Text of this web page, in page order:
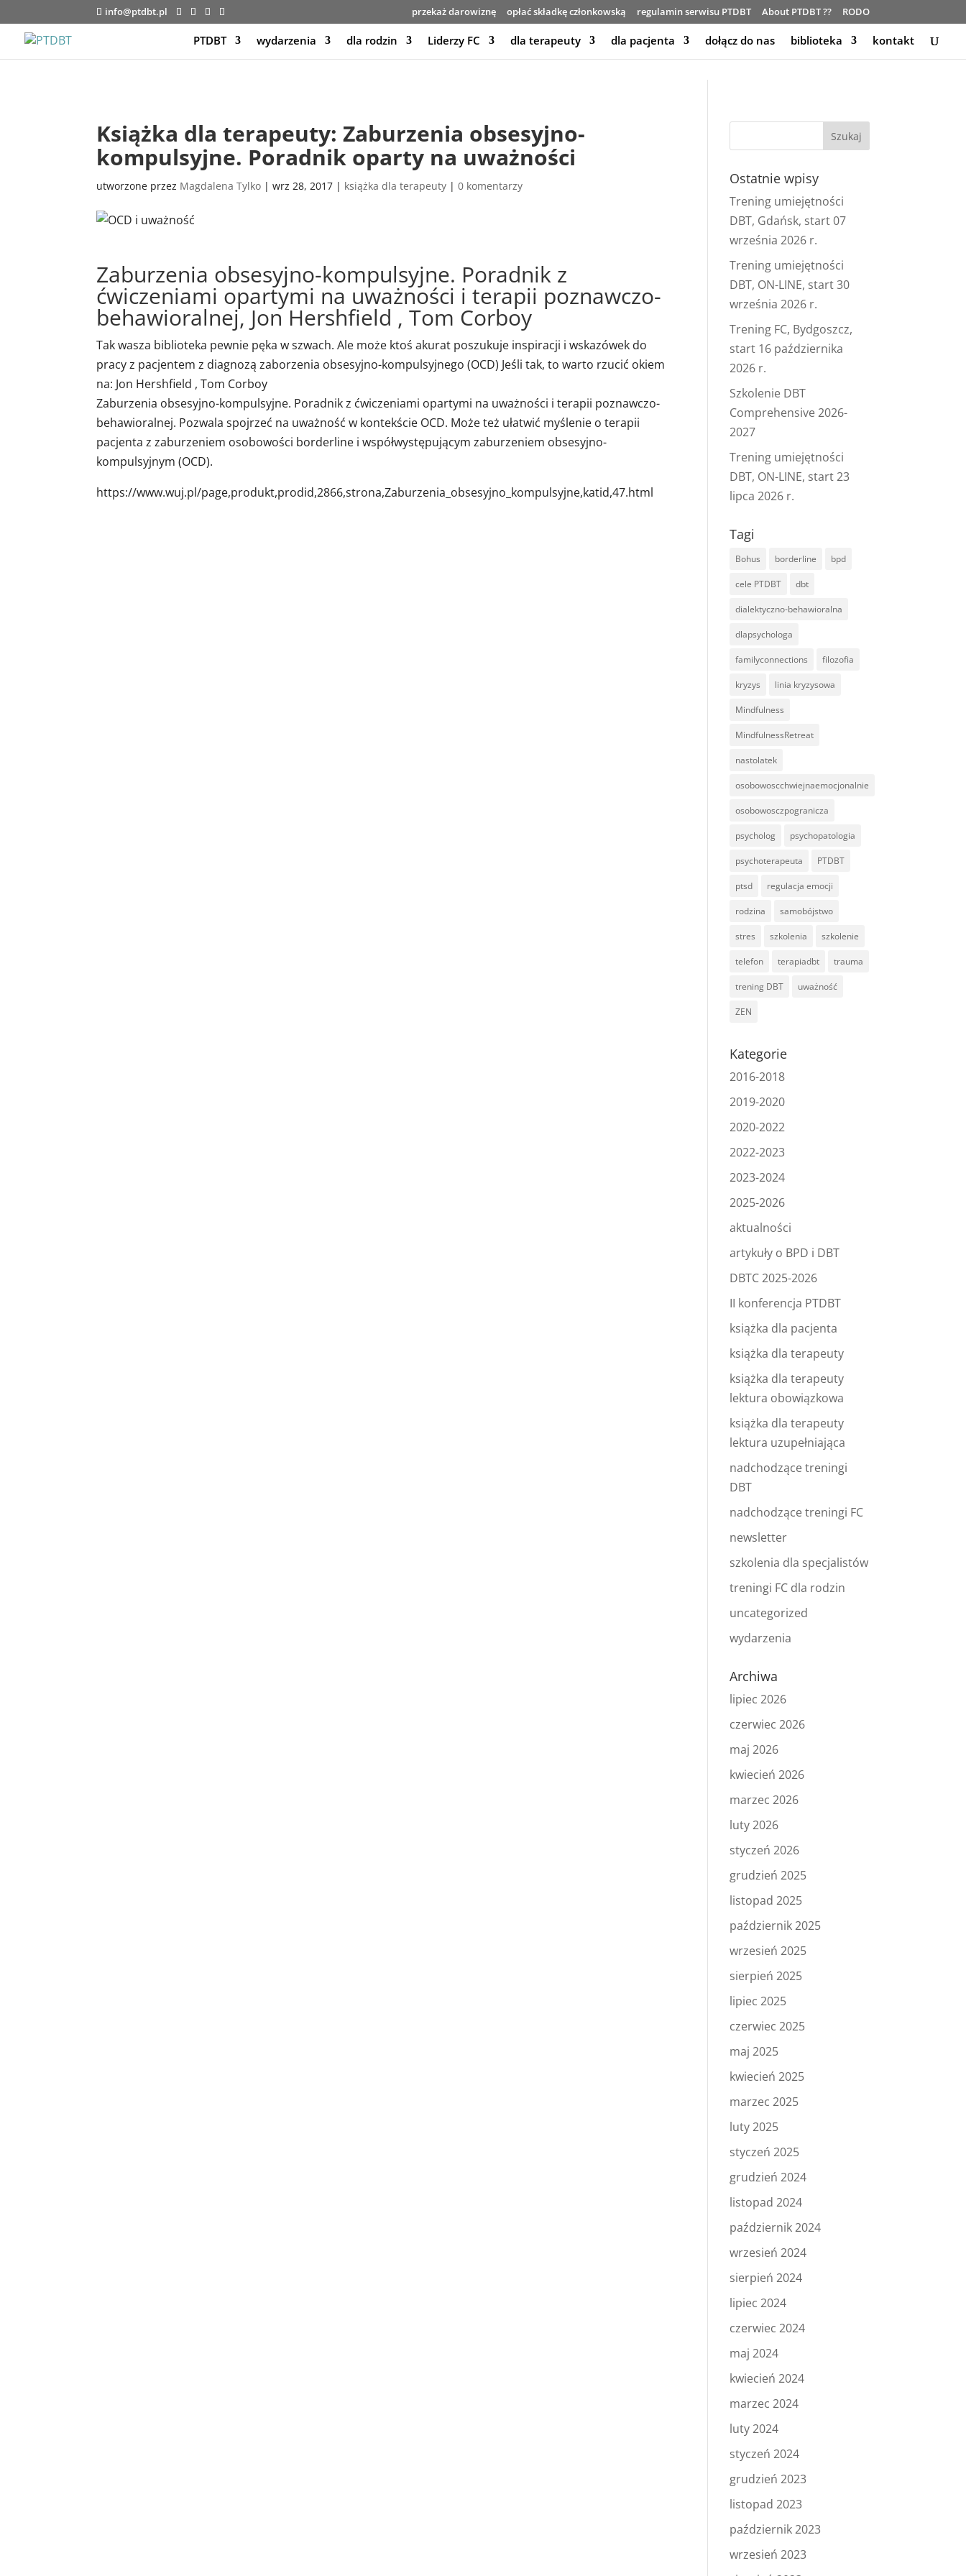
info@ptdbt.pl przekaż darowiznę opłać składkę członkowską regulamin serwisu PTDBT About PTDBT ?? RODO
PTDBT wydarzenia dla rodzin Liderzy FC dla terapeuty dla pacjenta dołącz do nas biblioteka kontakt
Książka dla terapeuty: Zaburzenia obsesyjno-
kompulsyjne. Poradnik oparty na uważności
utworzone przez Magdalena Tylko |wrz 28, 2017 | książka dla terapeuty |0 komentarzy
Zaburzenia obsesyjno-kompulsyjne. Poradnik z
ćwiczeniami opartymi na uważności i terapii poznawczo-
behawioralnej, Jon Hershfield , Tom Corboy
Tak wasza biblioteka pewnie pęka w szwach. Ale może ktoś akurat poszukuje inspiracji i wskazówek do
pracy z pacjentem z diagnozą zaborzenia obsesyjno-kompulsyjnego (OCD) Jeśli tak, to warto rzucić okiem
na: Jon Hershfield , Tom Corboy
Zaburzenia obsesyjno-kompulsyjne. Poradnik z ćwiczeniami opartymi na uważności i terapii poznawczo-
behawioralnej. Pozwala spojrzeć na uważność w kontekście OCD. Może też ułatwić myślenie o terapii
pacjenta z zaburzeniem osobowości borderline i współwystępującym zaburzeniem obsesyjno-
kompulsyjnym (OCD).
https://www.wuj.pl/page,produkt,prodid,2866,strona,Zaburzenia_obsesyjno_kompulsyjne,katid,47.html
Ostatnie wpisy
Trening umiejętności
DBT, Gdańsk, start 07
września 2026 r.
Trening umiejętności
DBT, ON-LINE, start 30
września 2026 r.
Trening FC, Bydgoszcz,
start 16 października
2026 r.
Szkolenie DBT
Comprehensive 2026-
2027
Trening umiejętności
DBT, ON-LINE, start 23
lipca 2026 r.
Tagi
Bohus borderline bpd
cele PTDBT dbt
dialektyczno-behawioralna
dlapsychologa
familyconnections filozofia
kryzys linia kryzysowa
Mindfulness
MindfulnessRetreat
nastolatek
osobowoscchwiejnaemocjonalnie
osobowosczpogranicza
psycholog psychopatologia
psychoterapeuta PTDBT
ptsd regulacja emocji
rodzina samobójstwo
stres szkolenia szkolenie
telefon terapiadbt trauma
trening DBT uważność
ZEN
Kategorie
2016-2018
2019-2020
2020-2022
2022-2023
2023-2024
2025-2026
aktualności
artykuły o BPD i DBT
DBTC 2025-2026
II konferencja PTDBT
książka dla pacjenta
książka dla terapeuty
książka dla terapeuty
lektura obowiązkowa
książka dla terapeuty
lektura uzupełniająca
nadchodzące treningi
DBT
nadchodzące treningi FC
newsletter
szkolenia dla specjalistów
treningi FC dla rodzin
uncategorized
wydarzenia
Archiwa
lipiec 2026
czerwiec 2026
maj 2026
kwiecień 2026
marzec 2026
luty 2026
styczeń 2026
grudzień 2025
listopad 2025
październik 2025
wrzesień 2025
sierpień 2025
lipiec 2025
czerwiec 2025
maj 2025
kwiecień 2025
marzec 2025
luty 2025
styczeń 2025
grudzień 2024
listopad 2024
październik 2024
wrzesień 2024
sierpień 2024
lipiec 2024
czerwiec 2024
maj 2024
kwiecień 2024
marzec 2024
luty 2024
styczeń 2024
grudzień 2023
listopad 2023
październik 2023
wrzesień 2023